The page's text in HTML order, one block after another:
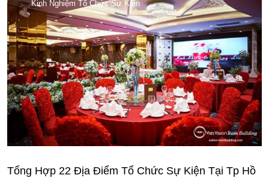
Kinh Nghiệm Tổ Chức Sự Kiện
Tổng Hợp 22 Địa Điểm Tổ Chức Sự Kiện Tại Tp Hồ